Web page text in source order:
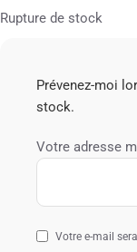
Rupture de stock
Prévenez-moi
stock.
Votre adresse
Votre e-mail